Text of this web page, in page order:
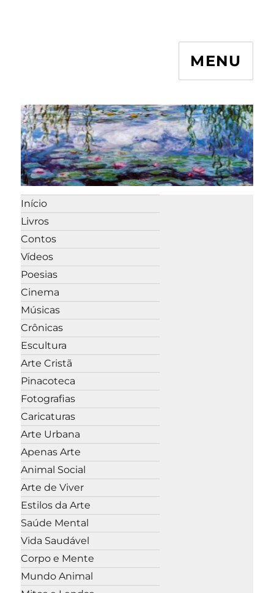
MENU
Início
Livros
Contos
Vídeos
Poesias
Cinema
Músicas
Crônicas
Escultura
Arte Cristã
Pinacoteca
Fotografias
Caricaturas
Arte Urbana
Apenas Arte
Animal Social
Arte de Viver
Estilos da Arte
Saúde Mental
Vida Saudável
Corpo e Mente
Mundo Animal